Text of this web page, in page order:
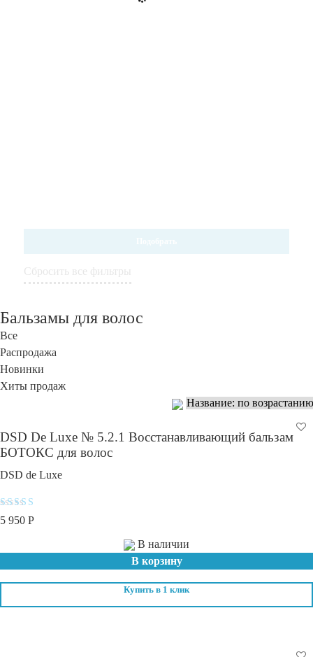
Сбросить все фильтры
Бальзамы для волос
Все
Распродажа
Новинки
Хиты продаж
DSD De Luxe № 5.2.1 Восстанавливающий бальзам
БОТОКС для волос
DSD de Luxe
Оценка
5.00
5 950 Р
В наличии
В корзину
Купить в 1 клик